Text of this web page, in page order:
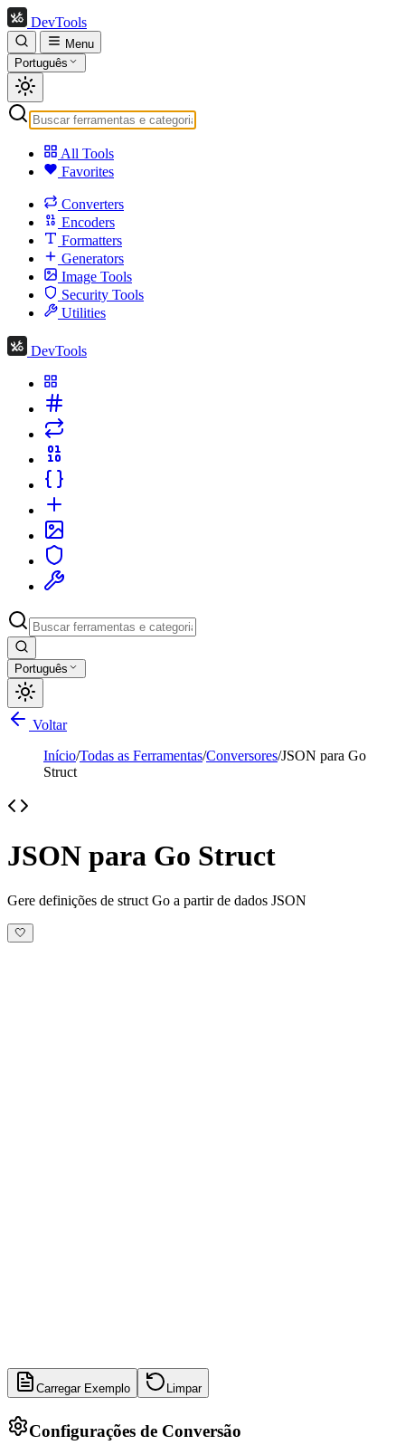
DevTools
Menu
Português
All Tools
Favorites
Converters
Encoders
Formatters
Generators
Image Tools
Security Tools
Utilities
DevTools
Português
Voltar
Início/Todas as Ferramentas/Conversores/JSON para Go
Struct
JSON para Go Struct
Gere definições de struct Go a partir de dados JSON
🤍
Carregar Exemplo Limpar
Configurações de Conversão